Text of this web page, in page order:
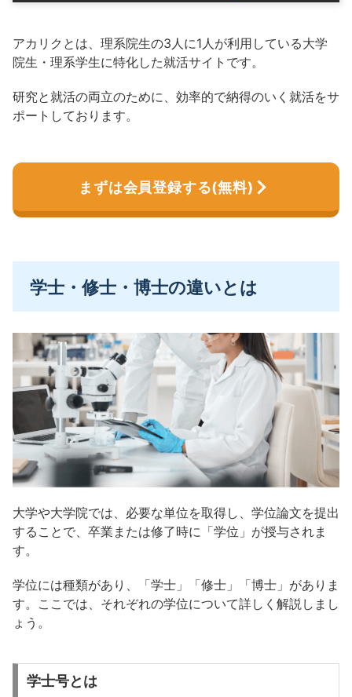
アカリクとは、理系院生の3人に1人が利用している大学
院生・理系学生に特化した就活サイトです。
研究と就活の両立のために、効率的で納得のいく就活をサ
ポートしております。
まずは会員登録する(無料)
学士・修士・博士の違いとは
大学や大学院では、必要な単位を取得し、学位論文を提出
することで、卒業または修了時に「学位」が授与されま
す。
学位には種類があり、「学士」「修士」「博士」がありま
す。ここでは、それぞれの学位について詳しく解説しまし
ょう。
学士号とは